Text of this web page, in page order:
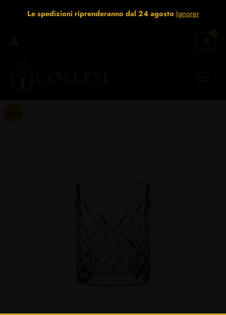
Le spedizioni riprenderanno dal 24 agosto Ignorer